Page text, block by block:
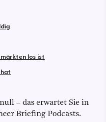
los ist
– das erwartet Sie in
Briefing Podcasts.